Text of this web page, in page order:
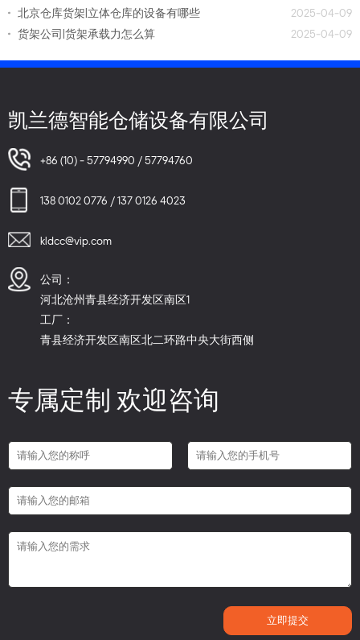
北京仓库货架|立体仓库的设备有哪些
2025-04-09
货架公司|货架承载力怎么算
2025-04-09
凯兰德智能仓储设备有限公司
+86 (10) - 57794990 / 57794760
138 0102 0776 / 137 0126 4023
kldcc@vip.com
公司：
河北沧州青县经济开发区南区1
工厂：
青县经济开发区南区北二环路中央大街西侧
专属定制 欢迎咨询